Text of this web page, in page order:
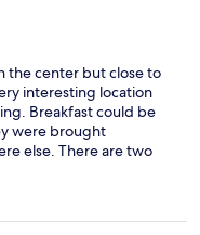
the center but close to
interesting location
Breakfast could be
were brought
else. There are two
during my stay.